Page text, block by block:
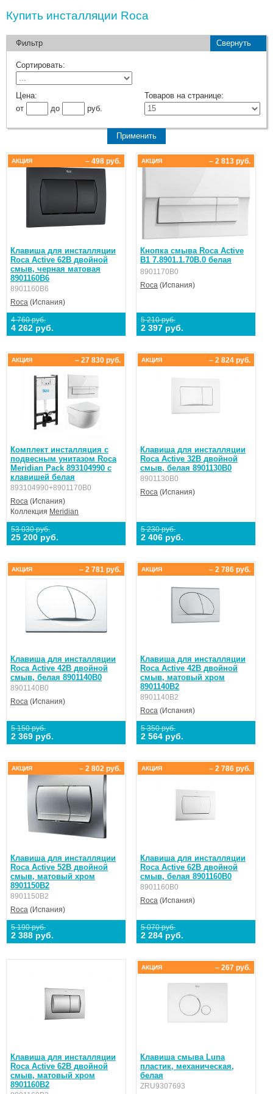
Купить инсталляции Roca
Фильтр Свернуть
Сортировать:
Цена:
от
до руб.
Товаров на странице:
Клавиша для инсталляции
Roca Active 62B двойной
смыв, черная матовая
8901160B6
8901160B6
Roca (Испания)
4 760 руб.
4 262 руб.
– 498 руб.
АКЦИЯ
Кнопка смыва Roca Active
B1 7.8901.1.70B.0 белая
8901170B0
Roca (Испания)
5 210 руб.
2 397 руб.
– 2 813 руб.
АКЦИЯ
Комплект инсталляция с
подвесным унитазом Roca
Meridian Pack 893104990 с
клавишей белая
893104990+8901170B0
Roca (Испания)
Коллекция Meridian
53 030 руб.
25 200 руб.
– 27 830 руб.
АКЦИЯ
Клавиша для инсталляции
Roca Active 32B двойной
смыв, белая 8901130B0
8901130B0
Roca (Испания)
5 230 руб.
2 406 руб.
– 2 824 руб.
АКЦИЯ
Клавиша для инсталляции
Roca Active 42B двойной
смыв, белая 8901140B0
8901140B0
Roca (Испания)
5 150 руб.
2 369 руб.
– 2 781 руб.
АКЦИЯ
Клавиша для инсталляции
Roca Active 42B двойной
смыв, матовый хром
8901140B2
8901140B2
Roca (Испания)
5 350 руб.
2 564 руб.
– 2 786 руб.
АКЦИЯ
Клавиша для инсталляции
Roca Active 52B двойной
смыв, матовый хром
8901150B2
8901150B2
Roca (Испания)
5 190 руб.
2 388 руб.
– 2 802 руб.
АКЦИЯ
Клавиша для инсталляции
Roca Active 62B двойной
смыв, белая 8901160B0
8901160B0
Roca (Испания)
5 070 руб.
2 284 руб.
– 2 786 руб.
АКЦИЯ
Клавиша для инсталляции
Roca Active 62B двойной
смыв, матовый хром
8901160B2
Клавиша смыва Luna
пластик, механическая,
белая
ZRU9307693
– 267 руб.
АКЦИЯ